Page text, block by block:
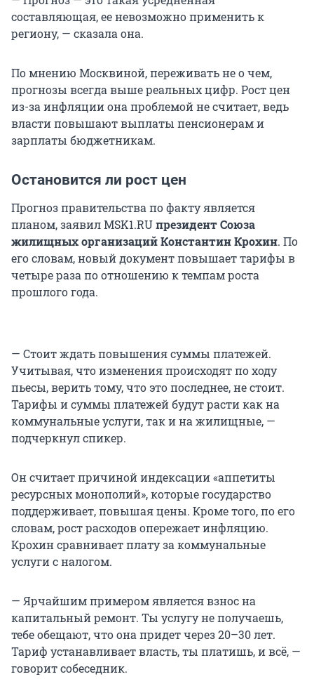
составляющая, ее невозможно применить к
региону, — сказала она.
По мнению Москвиной, переживать не о чем,
прогнозы всегда выше реальных цифр. Рост цен
из-за инфляции она проблемой не считает, ведь
власти повышают выплаты пенсионерам и
зарплаты бюджетникам.
Остановится ли рост цен
Прогноз правительства по факту является
планом, заявил MSK1.RUпрезидент Союза
жилищных организаций Константин Крохин. По
его словам, новый документ повышает тарифы в
четыре раза по отношению к темпам роста
прошлого года.
— Стоит ждать повышения суммы платежей.
Учитывая, что изменения происходят по ходу
пьесы, верить тому, что это последнее, не стоит.
Тарифы и суммы платежей будут расти как на
коммунальные услуги, так и на жилищные, —
подчеркнул спикер.
Он считает причиной индексации «аппетиты
ресурсных монополий», которые государство
поддерживает, повышая цены. Кроме того, по его
словам, рост расходов опережает инфляцию.
Крохин сравнивает плату за коммунальные
услуги с налогом.
— Ярчайшим примером является взнос на
капитальный ремонт. Ты услугу не получаешь,
тебе обещают, что она придет через 20–30 лет.
Тариф устанавливает власть, ты платишь, и всё, —
говорит собеседник.